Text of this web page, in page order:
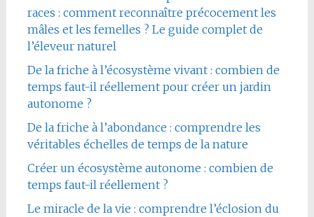
races : comment reconnaître précocement les
mâles et les femelles ? Le guide complet de
l’éleveur naturel
De la friche à l’écosystème vivant : combien de
temps faut-il réellement pour créer un jardin
autonome ?
De la friche à l’abondance : comprendre les
véritables échelles de temps de la nature
Créer un écosystème autonome : combien de
temps faut-il réellement ?
Le miracle de la vie : comprendre l’éclosion du